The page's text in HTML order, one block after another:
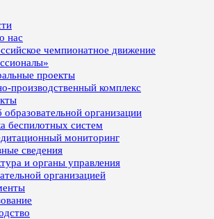
нас
чемпионатное движение
проекты
производственный комплекс
организации
беспилотных систем
мониторинг
сведения
и органы управления
организацией